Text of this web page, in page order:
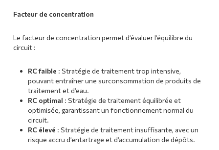
Facteur de concentration
Le facteur de concentration permet d’évaluer l’équilibre du
circuit :
RC faible : Stratégie de traitement trop intensive,
pouvant entraîner une surconsommation de produits de
traitement et d’eau.
RC optimal : Stratégie de traitement équilibrée et
optimisée, garantissant un fonctionnement normal du
circuit.
RC élevé : Stratégie de traitement insuffisante, avec un
risque accru d’entartrage et d’accumulation de dépôts.